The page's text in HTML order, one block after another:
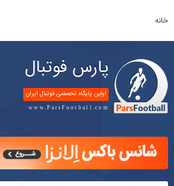
خانه
پارس فوتبال
اولین پایگاه تخصصی فوتبال ایران
www.ParsFootball.com